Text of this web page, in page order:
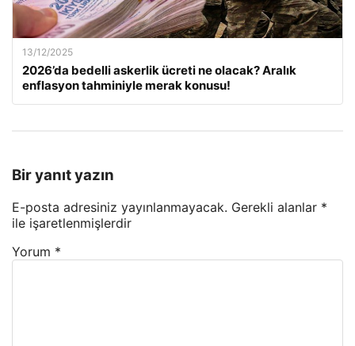
13/12/2025
2026’da bedelli askerlik ücreti ne olacak? Aralık
enflasyon tahminiyle merak konusu!
Bir yanıt yazın
E-posta adresiniz yayınlanmayacak. Gerekli alanlar *
ile işaretlenmişlerdir
Yorum *